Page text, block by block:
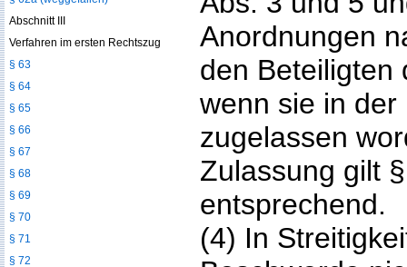
Anordnungen
den Beteiligten
wenn sie in
zugelassen
Zulassung gilt
entsprechend.
(4) In
Abschnitt III
Verfahren im ersten Rechtszug
§ 63
§ 64
§ 65
§ 66
§ 67
§ 68
§ 69
§ 70
§ 71
§ 72